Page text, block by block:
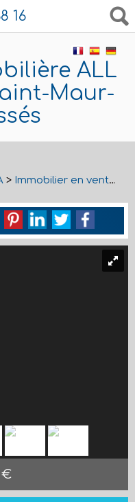
16
> Immobilier en vente CANNES LA BOCCA
€